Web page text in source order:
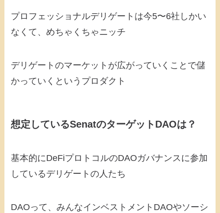
プロフェッショナルデリゲートは今5〜6社しかい
なくて、めちゃくちゃニッチ
デリゲートのマーケットが広がっていくことで儲
かっていくというプロダクト
想定しているSenatのターゲットDAOは？
基本的にDeFiプロトコルのDAOガバナンスに参加
しているデリゲートの人たち
DAOって、みんなインベストメントDAOやソーシ